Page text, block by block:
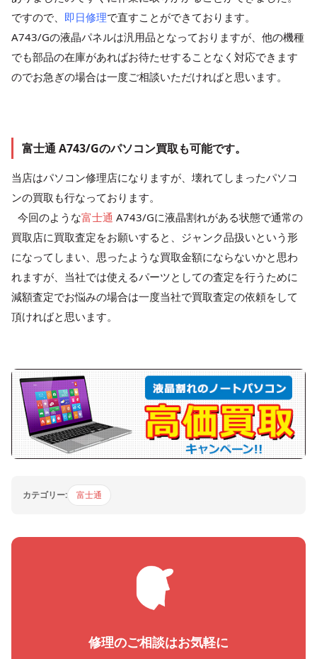
ですので、 即日修理で直すことができております。
A743/Gの液晶パネルは汎用品となっておりますが、他の機種
でも部品の在庫があればお待たせすることなく対応できます
のでお急ぎの場合は一度ご相談いただければと思います。
富士通 A743/Gのパソコン買取も可能です。
当店はパソコン修理店になりますが、壊れてしまったパソコ
ンの買取も行なっております。
今回のような富士通 A743/Gに液晶割れがある状態で通常の
買取店に買取査定をお願いすると、ジャンク品扱いという形
になってしまい、思ったような買取金額にならないかと思わ
れますが、当社では使えるパーツとしての査定を行うために
減額査定でお悩みの場合は一度当社で買取査定の依頼をして
頂ければと思います。
カテゴリー: 富士通
修理のご相談はお気軽に